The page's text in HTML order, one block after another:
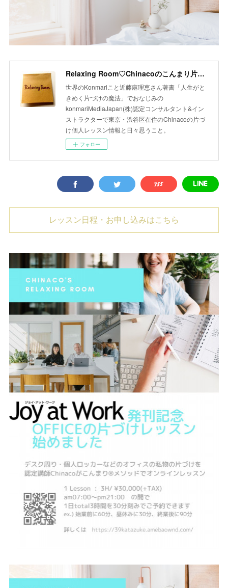
Relaxing Room♡Chinacoのこんまり片づけLesson
世界のKonmariこと近藤麻理恵さん著書「人生がと
きめく片づけの魔法」でおなじみの
konmariMediaJapan(株)認定コンサルタント&イン
ストラクターで東京・渋谷区在住のChinacoの片づ
け個人レッスン情報と日々思うこと。
フォロー
レッスン日程・お申し込みはこちら